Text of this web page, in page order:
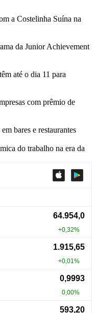
a Costelinha Suína na
da Junior Achievement
até o dia 11 para
com prêmio de
bares e restaurantes
do trabalho na era da